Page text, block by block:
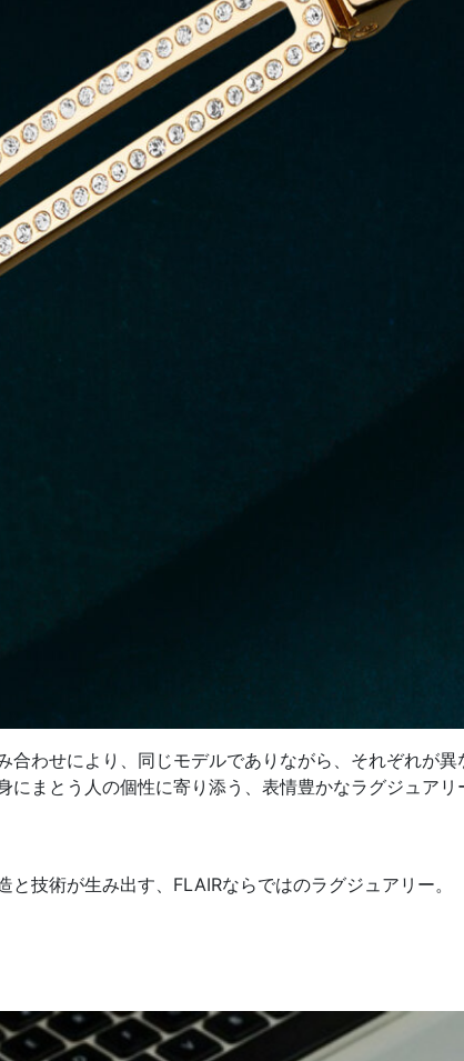
合わせにより、同じモデルでありながら、それぞれが
まとう人の個性に寄り添う、表情豊かなラグジュアリ
技術が生み出す、FLAIRならではのラグジュアリー。